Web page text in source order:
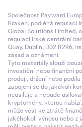
Společnost Payward
Kraken, podléhá regulaci
Global Solutions Limited,
regulaci Irské centrální
Quay, Dublin, D02 R296,
zásad a oznámení.
Tyto materiály slouží
investiční nebo finanční
prodeji, držení nebo
zapojení se do jakékoli
neusiluje a nebude
kryptoměny, kterou
může vést ke ztrátě
jakéhokoli výnosu nebo z